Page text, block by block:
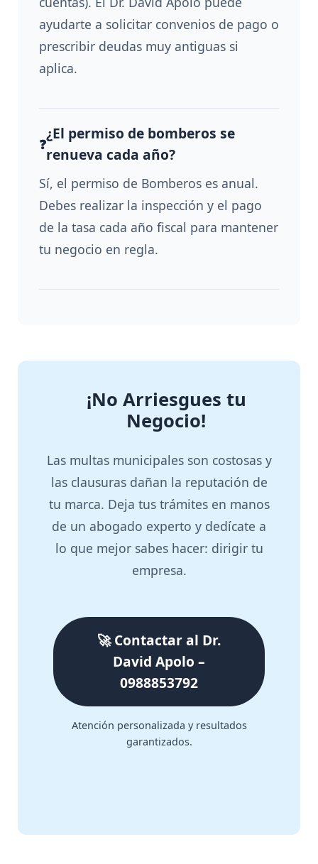
ayudarte a solicitar convenios de pago o
prescribir deudas muy antiguas si
aplica.
¿El permiso de bomberos se
renueva cada año?
Sí, el permiso de Bomberos es anual.
Debes realizar la inspección y el pago
de la tasa cada año fiscal para mantener
tu negocio en regla.
¡No Arriesgues tu
Negocio!
Las multas municipales son costosas y
las clausuras dañan la reputación de
tu marca. Deja tus trámites en manos
de un abogado experto y dedícate a
lo que mejor sabes hacer: dirigir tu
empresa.
🚀 Contactar al Dr.
David Apolo –
0988853792
Atención personalizada y resultados
garantizados.